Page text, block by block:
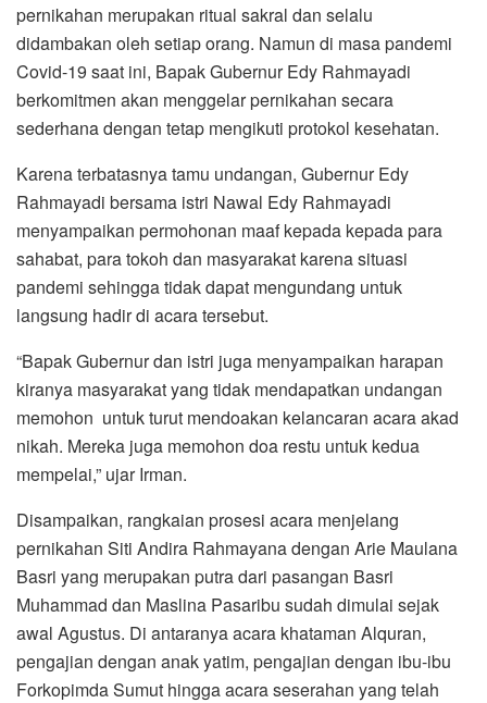
pernikahan merupakan ritual sakral dan selalu
didambakan oleh setiap orang. Namun di masa pandemi
Covid-19 saat ini, Bapak Gubernur Edy Rahmayadi
berkomitmen akan menggelar pernikahan secara
sederhana dengan tetap mengikuti protokol kesehatan.
Karena terbatasnya tamu undangan, Gubernur Edy
Rahmayadi bersama istri Nawal Edy Rahmayadi
menyampaikan permohonan maaf kepada kepada para
sahabat, para tokoh dan masyarakat karena situasi
pandemi sehingga tidak dapat mengundang untuk
langsung hadir di acara tersebut.
“Bapak Gubernur dan istri juga menyampaikan harapan
kiranya masyarakat yang tidak mendapatkan undangan
memohon untuk turut mendoakan kelancaran acara akad
nikah. Mereka juga memohon doa restu untuk kedua
mempelai,” ujar Irman.
Disampaikan, rangkaian prosesi acara menjelang
pernikahan Siti Andira Rahmayana dengan Arie Maulana
Basri yang merupakan putra dari pasangan Basri
Muhammad dan Maslina Pasaribu sudah dimulai sejak
awal Agustus. Di antaranya acara khataman Alquran,
pengajian dengan anak yatim, pengajian dengan ibu-ibu
Forkopimda Sumut hingga acara seserahan yang telah